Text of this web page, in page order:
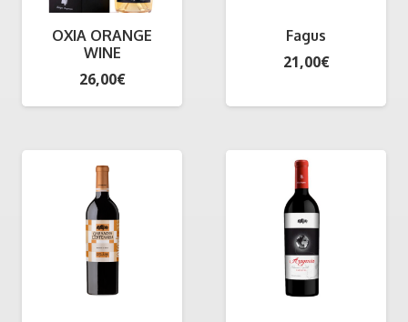
OXIA ORANGE
WINE
26,00€
Fagus
21,00€